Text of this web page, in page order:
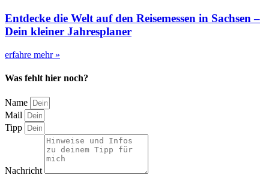
Entdecke die Welt auf den Reisemessen in Sachsen –
Dein kleiner Jahresplaner
erfahre mehr »
Was fehlt hier noch?
Name
Mail
Tipp
Nachricht